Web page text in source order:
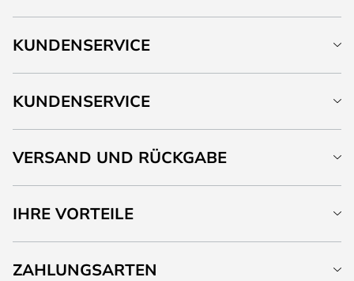
KUNDENSERVICE
KUNDENSERVICE
VERSAND UND RÜCKGABE
IHRE VORTEILE
ZAHLUNGSARTEN